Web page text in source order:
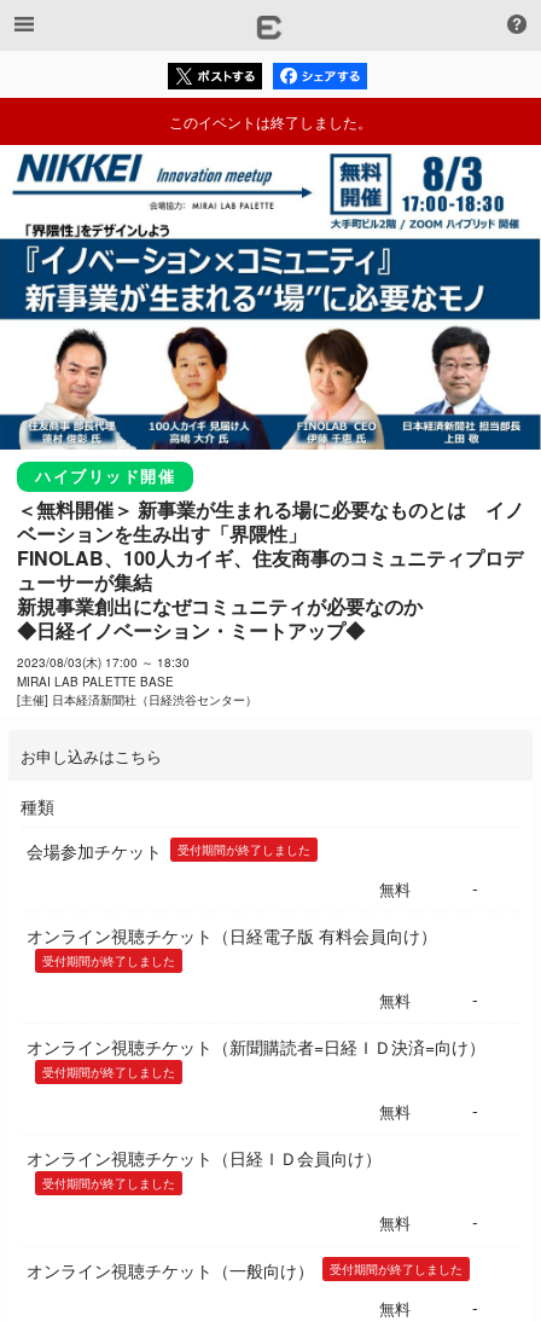
このイベントは終了しました。
ハイブリッド開催
＜無料開催＞ 新事業が生まれる場に必要なものとは　イノ
ベーションを生み出す「界隈性」
FINOLAB、100人カイギ、住友商事のコミュニティプロデ
ューサーが集結
新規事業創出になぜコミュニティが必要なのか
◆日経イノベーション・ミートアップ◆
2023/08/03(木) 17:00 ～ 18:30
MIRAI LAB PALETTE BASE
[主催] 日本経済新聞社（日経渋谷センター）
お申し込みはこちら
種類
会場参加チケット
受付期間が終了しました
無料 -
オンライン視聴チケット（日経電子版 有料会員向け）
受付期間が終了しました
無料 -
オンライン視聴チケット（新聞購読者=日経ＩＤ決済=向け）
受付期間が終了しました
無料 -
オンライン視聴チケット（日経ＩＤ会員向け）
受付期間が終了しました
無料 -
オンライン視聴チケット（一般向け） 受付期間が終了しました
無料 -